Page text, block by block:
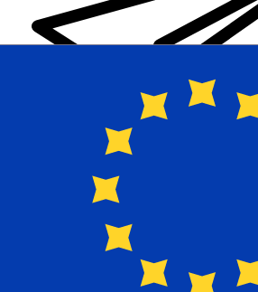
Transferencias de dinero